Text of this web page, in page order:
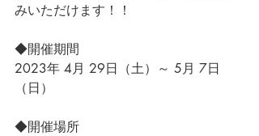
みいただけます！！
◆開催期間
2023年 4月 29日（土）～ 5月 7日
（日）
◆開催場所